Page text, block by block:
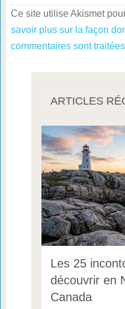
Ce site utilise Akismet
savoir plus sur la façon
commentaires sont traitées
ARTICLES
Les 25
découvrir en
Canada